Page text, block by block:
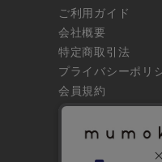
ご利用ガイド
会社概要
特定商取引法
プライバシーポリ
会員規約
偽サイトにご注意
お問い合わせ